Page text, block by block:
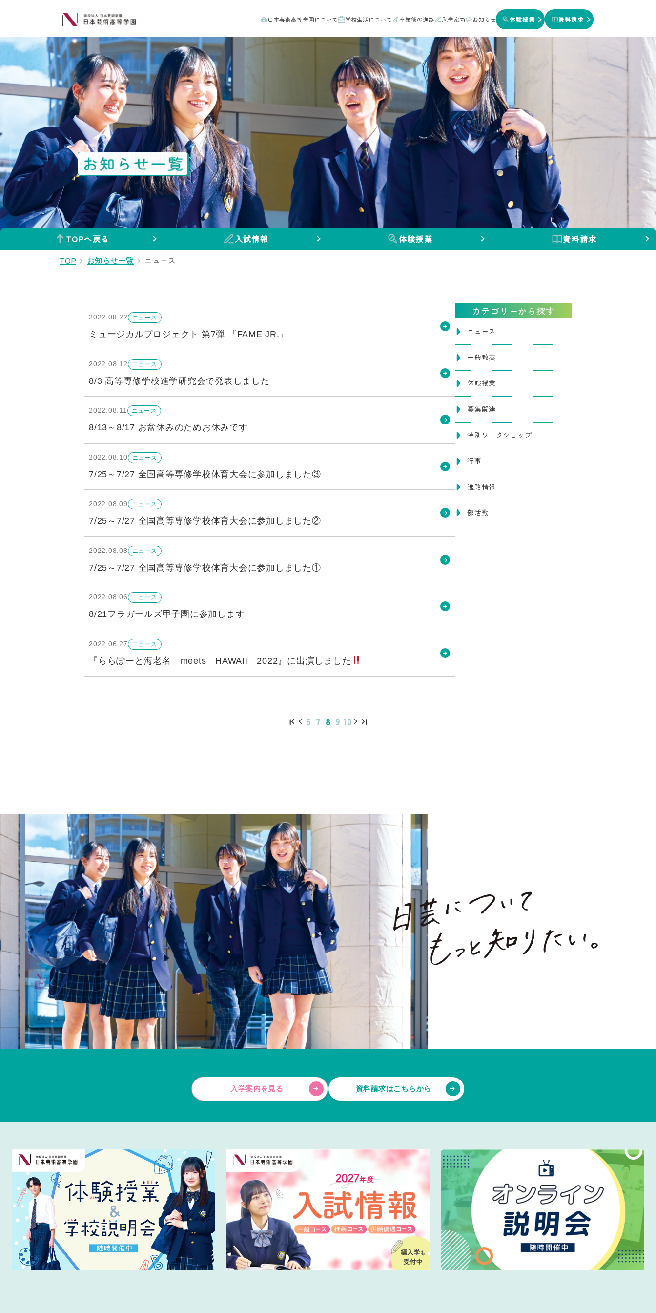
日本芸術高等学園について 学校生活について 卒業後の進路 入学案内 お知らせ 体験授業 資料請求
TOPへ戻る 入試情報 体験授業
資料請求
TOP
お知らせ一覧 ニュース
2022.08.22 ニュース
ミュージカルプロジェクト 第7弾 『FAME JR.』
2022.08.12 ニュース
8/3 高等専修学校進学研究会で発表しました
2022.08.11 ニュース
8/13～8/17 お盆休みのためお休みです
2022.08.10 ニュース
7/25～7/27 全国高等専修学校体育大会に参加しました③
2022.08.09 ニュース
7/25～7/27 全国高等専修学校体育大会に参加しました②
2022.08.08 ニュース
7/25～7/27 全国高等専修学校体育大会に参加しました①
2022.08.06 ニュース
8/21フラガールズ甲子園に参加します
2022.06.27 ニュース
『ららぽーと海老名 meets HAWAII 2022』に出演しました
カテゴリーから探す
ニュース
一般教養
体験授業
募集関連
特別ワークショップ
行事
進路情報
部活動
| 6 7 8 9 10 |
入学案内を見る 資料請求はこちらから